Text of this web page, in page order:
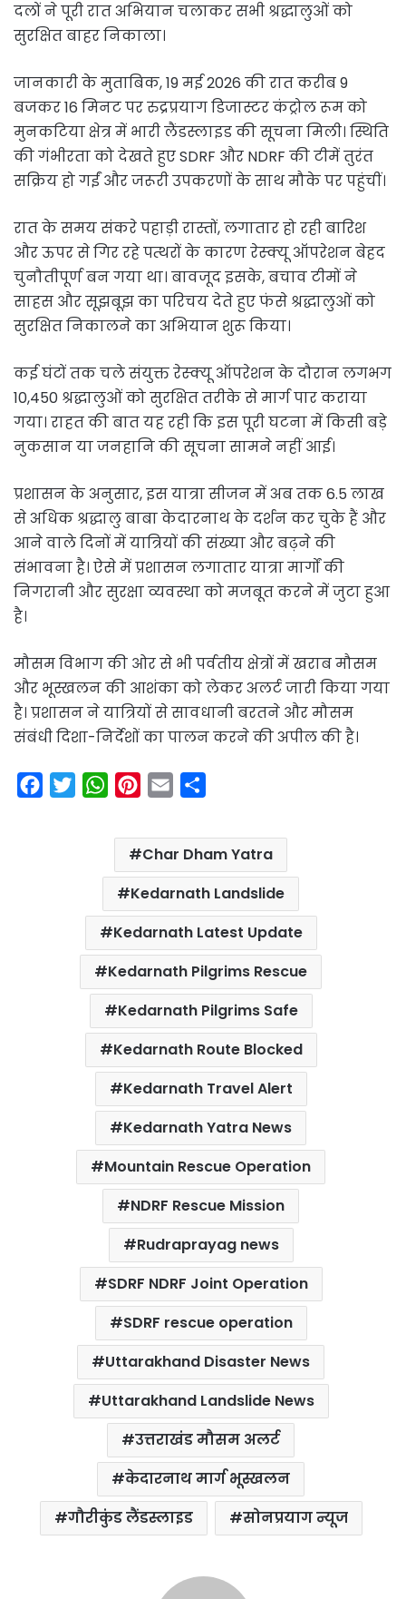
दलों ने पूरी रात अभियान चलाकर सभी श्रद्धालुओं को
सुरक्षित बाहर निकाला।
जानकारी के मुताबिक, 19 मई 2026 की रात करीब 9
बजकर 16 मिनट पर रुद्रप्रयाग डिजास्टर कंट्रोल रूम को
मुनकटिया क्षेत्र में भारी लैंडस्लाइड की सूचना मिली। स्थिति
की गंभीरता को देखते हुए SDRF और NDRF की टीमें तुरंत
सक्रिय हो गईं और जरूरी उपकरणों के साथ मौके पर पहुंचीं।
रात के समय संकरे पहाड़ी रास्तों, लगातार हो रही बारिश
और ऊपर से गिर रहे पत्थरों के कारण रेस्क्यू ऑपरेशन बेहद
चुनौतीपूर्ण बन गया था। बावजूद इसके, बचाव टीमों ने
साहस और सूझबूझ का परिचय देते हुए फंसे श्रद्धालुओं को
सुरक्षित निकालने का अभियान शुरू किया।
कई घंटों तक चले संयुक्त रेस्क्यू ऑपरेशन के दौरान लगभग
10,450 श्रद्धालुओं को सुरक्षित तरीके से मार्ग पार कराया
गया। राहत की बात यह रही कि इस पूरी घटना में किसी बड़े
नुकसान या जनहानि की सूचना सामने नहीं आई।
प्रशासन के अनुसार, इस यात्रा सीजन में अब तक 6.5 लाख
से अधिक श्रद्धालु बाबा केदारनाथ के दर्शन कर चुके हैं और
आने वाले दिनों में यात्रियों की संख्या और बढ़ने की
संभावना है। ऐसे में प्रशासन लगातार यात्रा मार्गों की
निगरानी और सुरक्षा व्यवस्था को मजबूत करने में जुटा हुआ
है।
मौसम विभाग की ओर से भी पर्वतीय क्षेत्रों में खराब मौसम
और भूस्खलन की आशंका को लेकर अलर्ट जारी किया गया
है। प्रशासन ने यात्रियों से सावधानी बरतने और मौसम
संबंधी दिशा-निर्देशों का पालन करने की अपील की है।
W
a
A
p
p
n
t
e
r
e
s
t
a
i
l
a
r
e
Char Dham Yatra
Kedarnath Landslide
Kedarnath Latest Update
Kedarnath Pilgrims Rescue
Kedarnath Pilgrims Safe
Kedarnath Route Blocked
Kedarnath Travel Alert
Kedarnath Yatra News
Mountain Rescue Operation
NDRF Rescue Mission
Rudraprayag news
SDRF NDRF Joint Operation
SDRF rescue operation
Uttarakhand Disaster News
Uttarakhand Landslide News
उत्तराखंड मौसम अलर्ट
केदारनाथ मार्ग भूस्खलन
गौरीकुंड लैंडस्लाइड
सोनप्रयाग न्यूज